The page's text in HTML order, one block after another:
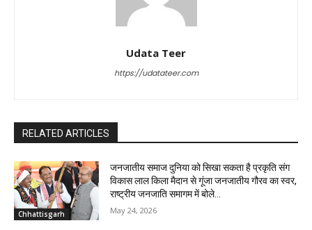
Udata Teer
https://udatateer.com
RELATED ARTICLES
Chhattisgarh
जनजातीय समाज दुनिया को सिखा सकता है प्रकृति संग
विकास लाल किला मैदान से गूंजा जनजातीय गौरव का स्वर,
राष्ट्रीय जनजाति समागम में बोले...
May 24, 2026